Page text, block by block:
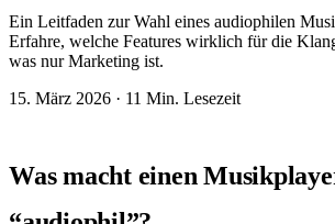
Ein Leitfaden zur Wahl eines audiophilen
Erfahre, welche Features wirklich für die
was nur Marketing ist.
15. März 2026 · 11 Min. Lesezeit
Was macht einen